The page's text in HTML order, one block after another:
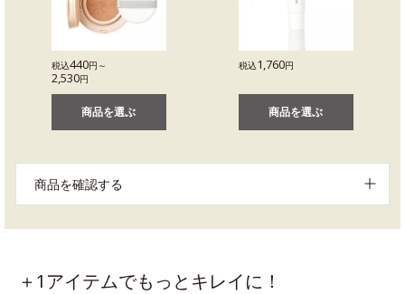
税込440円～
2,530円
商品を選ぶ
税込1,760円
商品を選ぶ
商品を確認する
＋1アイテムでもっとキレイに！